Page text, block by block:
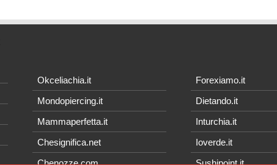
Okceliachia.it
Mondopiercing.it
Mammaperfetta.it
Chesignifica.net
Chenozze.com
Forexiamo.it
Dietando.it
Inturchia.it
Ioverde.it
Sushipoint.it